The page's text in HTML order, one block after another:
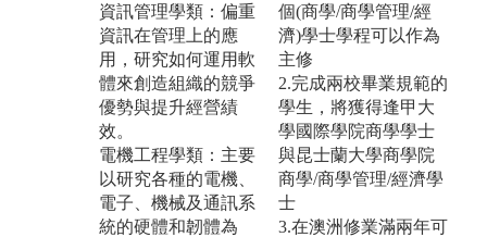
資訊管理學類：偏重
資訊在管理上的應
用，研究如何運用軟
體來創造組織的競爭
優勢與提升經營績
效。
電機工程學類：主要
以研究各種的電機、
電子、機械及通訊系
統的硬體和韌體為
個(商學/商學管理/經
濟)學士學程可以作為
主修
2.完成兩校畢業規範的
學生，將獲得逢甲大
學國際學院商學學士
與昆士蘭大學商學院
商學/商學管理/經濟學
士
3.在澳洲修業滿兩年可